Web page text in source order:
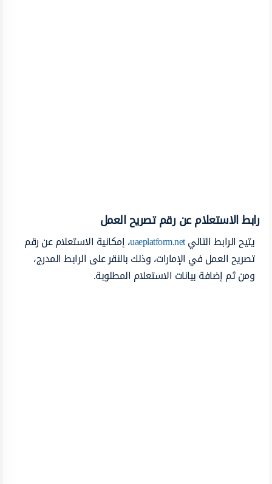
رابط الاستعلام عن رقم تصريح العمل
يتيح الرابط التاليuaeplatform.net، إمكانية الاستعلام عن رقم
تصريح العمل في الإمارات، وذلك بالنقر على الرابط المدرج،
ومن ثم إضافة بيانات الاستعلام المطلوبة.